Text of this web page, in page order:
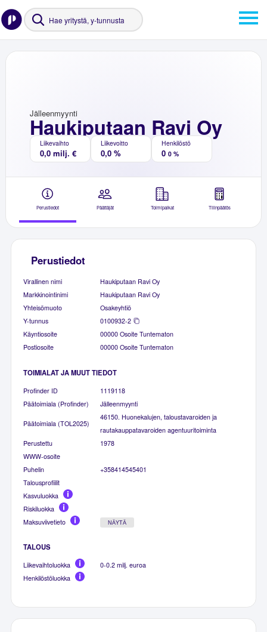
Haukiputaan Ravi Oy
Jälleenmyynti
Liikevaihto
0,0 milj. €
Liikevoitto
0,0 %
Henkilöstö
0 0 %
Perustiedot Päättäjät Toimipaikat Tilinpäätös
Perustiedot
Virallinen nimi
Haukiputaan Ravi Oy
Markkinointinimi
Haukiputaan Ravi Oy
Yhteisömuoto
Osakeyhtiö
Y-tunnus
0100932-2
Käyntiosoite
00000 Osoite Tuntematon
Postiosoite
00000 Osoite Tuntematon
TOIMIALAT JA MUUT TIEDOT
Profinder ID
1119118
Päätoimiala (Profinder)
Jälleenmyynti
Päätoimiala (TOL2025)
46150. Huonekalujen, taloustavaroiden ja
rautakauppatavaroiden agentuuritoiminta
Perustettu
1978
WWW-osoite
Puhelin
+358414545401
Talousprofiilit
Kasvuluokka
Riskiluokka
Maksuviivetieto
NÄYTÄ
TALOUS
Liikevaihtoluokka
0-0.2 milj. euroa
Henkilöstöluokka